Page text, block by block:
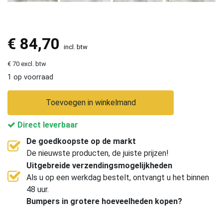
€ 84,70 incl. btw
€ 70 excl. btw
1 op voorraad
Toevoegen in winkelmand
Direct leverbaar
De goedkoopste op de markt
De nieuwste producten, de juiste prijzen!
Uitgebreide verzendingsmogelijkheden
Als u op een werkdag bestelt, ontvangt u het binnen
48 uur.
Bumpers in grotere hoeveelheden kopen?